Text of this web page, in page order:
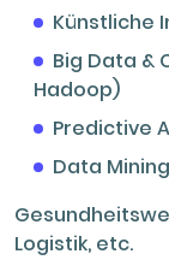
Künstliche
Big Data &
Hadoop)
Predictive
Data
Logistik, etc.